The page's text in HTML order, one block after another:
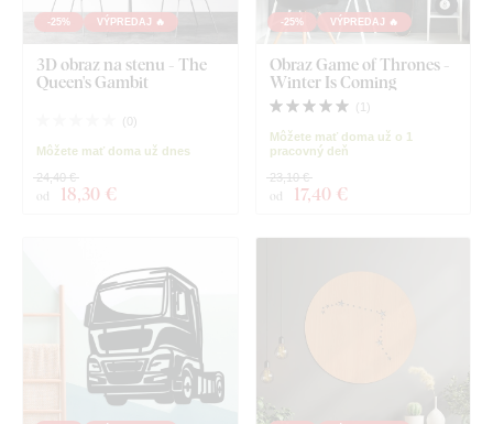
-25% VÝPREDAJ 🔥
3D obraz na stenu - The
Queen's Gambit
( 0 )
Môžete mať doma už dnes
od 18,30 €
24,40 €
-25% VÝPREDAJ 🔥
Obraz Game of Thrones -
Winter Is Coming
( 1)
Môžete mať doma už o 1
pracovný deň
od 17,40 €
23,10 €